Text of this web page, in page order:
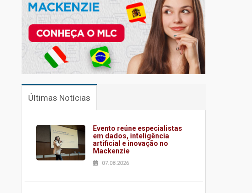
Últimas Notícias
Evento reúne especialistas
em dados, inteligência
artificial e inovação no
Mackenzie
07.08.2026